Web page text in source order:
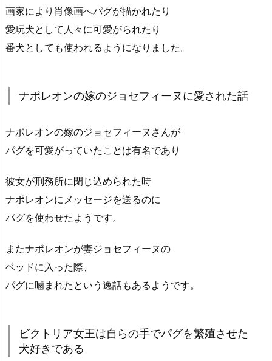
画家により肖像画へパグが描かれたり
愛玩犬として人々に可愛がられたり
番犬としても使われるようになりました。
ナポレオンの嫁のジョセフィーヌに愛された話
ナポレオンの嫁のジョセフィーヌさんが
パグを可愛がっていたことは有名であり
彼女が刑務所に閉じ込められた時
ナポレオンにメッセージを送るのに
パグを使わせたようです。
またナポレオンが妻ジョセフィーヌの
ベッドに入った際、
パグに噛まれたという逸話もあるようです。
ビクトリア女王は自らの手でパグを繁殖させた
犬好きである